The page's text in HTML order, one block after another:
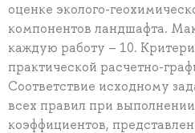
оценке эколого-
компонентов ландшафта.
каждую работу – 10.
практической расчетно-
Соответствие исходному
всех правил при
коэффициентов,